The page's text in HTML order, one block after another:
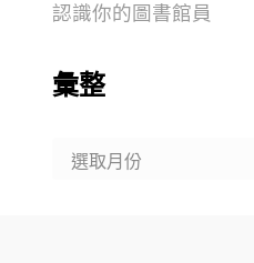
認識你的圖書館員
彙整